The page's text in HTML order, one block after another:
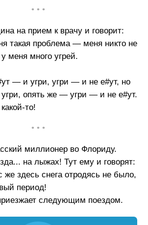
• • •
на прием к врачу и говорит:
такая проблема — меня никто не
меня много угрей.
— и угри, угри — и не е#ут, но
опять же — угри — и не е#ут.
то!
• • •
миллионер во Флориду.
на лыжах! Тут ему и говорят:
здесь снега отродясь не было,
период!
следующим поездом.